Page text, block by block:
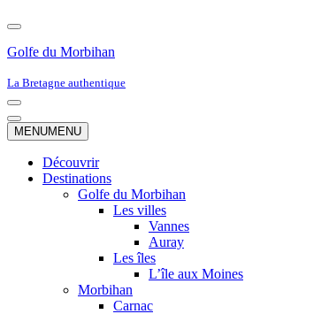
Golfe du Morbihan
La Bretagne authentique
Menu
de
navigation
Menu
de
MENUMENU
Découvrir
Destinations
Golfe du Morbihan
Les villes
Vannes
Auray
Les îles
L’île aux Moines
Morbihan
Carnac